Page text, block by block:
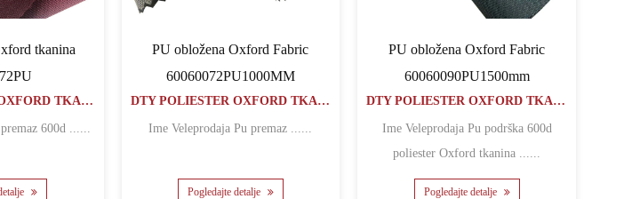
tkanina
DTY POLIESTER OXFORD TKANINA
Ime Veleprodaja Pu premaz 600d ......
PU obložena Oxford Fabric
60060072PU1000MM
DTY POLIESTER OXFORD TKANINA
Pogledajte detalje
PU obložena Oxford Fabric
60060090PU1500mm
DTY POLIESTER OXFORD TKANINA
Ime Veleprodaja Pu podrška 600d
Pogledajte detalje